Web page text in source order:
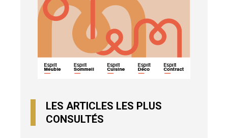
LES ARTICLES LES PLUS
CONSULTÉS